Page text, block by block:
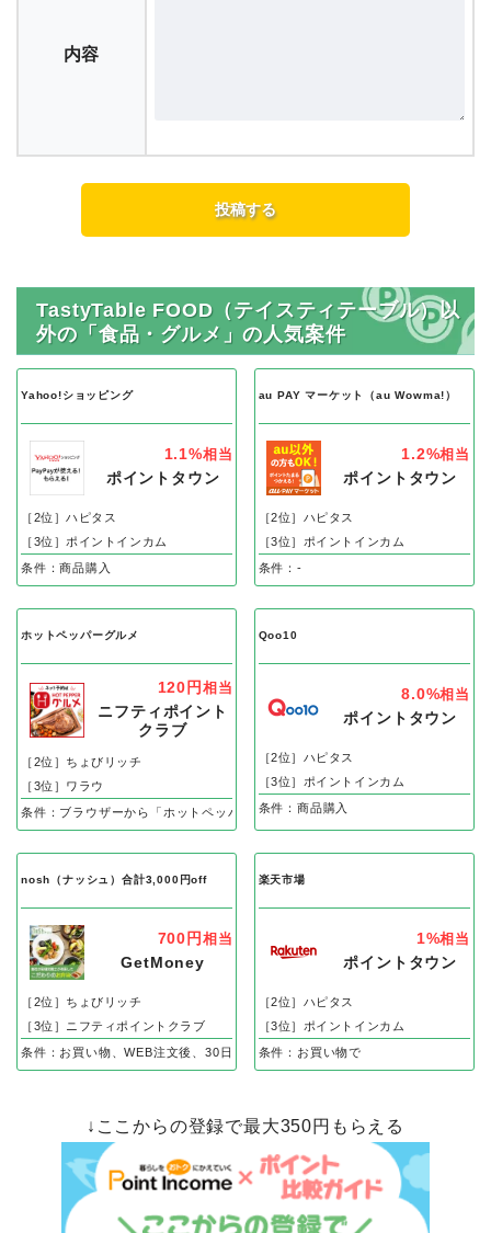
評価
TastyTable FOOD（テイスティテーブル）以
外の「食品・グルメ」の人気案件
Yahoo!ショッピング
［2位］ハピタス
［3位］ポイントインカム
条件：商品購入
au PAY マーケット（au Wowma!）
［2位］ハピタス
［3位］ポイントインカム
ホットペッパーグルメ
120円 相当
ニフティポイント
クラブ
［2位］ちょびリッチ
［3位］ワラウ
条件：ブラウザーから「ホットペッパーグルメ」でリクエスト予約、即予約後の
Qoo10
［2位］ハピタス
nosh（ナッシュ）合計3,000円off
700円 相当
［2位］ちょびリッチ
［3位］ニフティポイントクラブ
条件：お買い物、WEB注文後、30日以内の入金確認で
楽天市場
［2位］ハピタス
［3位］ポイントインカム
条件：お買い物で